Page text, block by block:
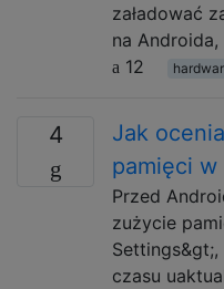
załadować
na
12
4
Jak
pamięci w
Przed
zużycie
czasu